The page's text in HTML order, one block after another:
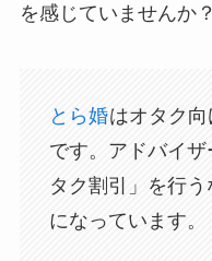
を感じていませんか？
とら婚はオタク
です。アドバイ
タク割引」を行
になっています。